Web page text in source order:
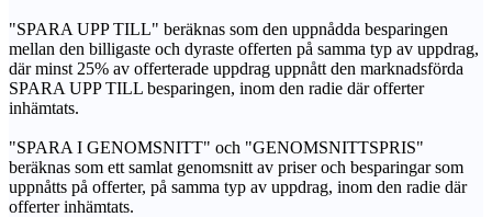
"SPARA UPP TILL" beräknas som den uppnådda besparingen
mellan den billigaste och dyraste offerten på samma typ av uppdrag,
där minst 25% av offerterade uppdrag uppnått den marknadsförda
SPARA UPP TILL besparingen, inom den radie där offerter
inhämtats.
"SPARA I GENOMSNITT" och "GENOMSNITTSPRIS"
beräknas som ett samlat genomsnitt av priser och besparingar som
uppnåtts på offerter, på samma typ av uppdrag, inom den radie där
offerter inhämtats.